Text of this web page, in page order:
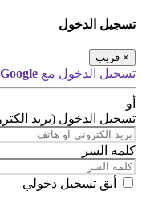
تسجيل الدخول
× قريب
تسجيل الدخول مع Google
أو
تسجيل الدخول (بريد
كلمه السر
أبق تسجيل دخولي